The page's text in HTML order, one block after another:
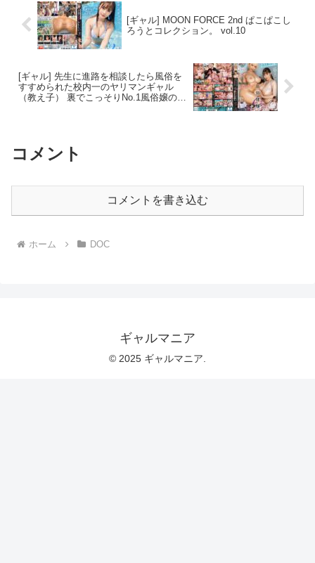
[ギャル] MOON FORCE 2nd ぱこぱこし
ろうとコレクション。 vol.10
[ギャル] 先生に進路を相談したら風俗を
すすめられた校内一のヤリマンギャル
（教え子） 裏でこっそりNo.1風俗嬢の担
コメント
コメントを書き込む
ホーム DOC
ギャルマニア
© 2025 ギャルマニア.